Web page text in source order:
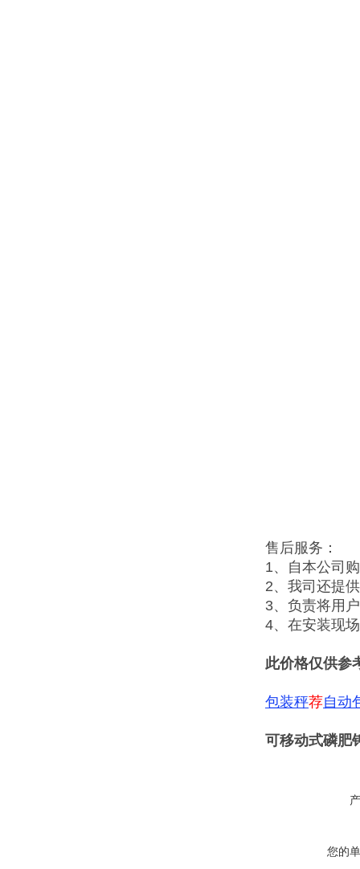
售后服务：
1、自本公司
2、我司还提
3、负责将用
4、在安装现
此价格仅供参
包装秤荐自动
可移动式磷肥
您的